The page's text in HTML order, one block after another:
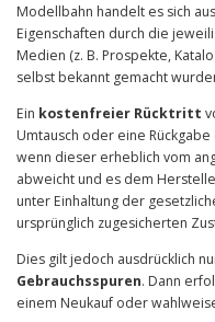
Modellbahn handelt es sich
Eigenschaften durch die
Medien (z. B. Prospekte,
selbst bekannt gemacht
Ein kostenfreier Rücktritt
Umtausch oder eine
wenn dieser erheblich vom
abweicht und es dem
unter Einhaltung der
ursprünglich zugesicherten
Dies gilt jedoch ausdrücklich
Gebrauchsspuren. Dann
einem Neukauf oder